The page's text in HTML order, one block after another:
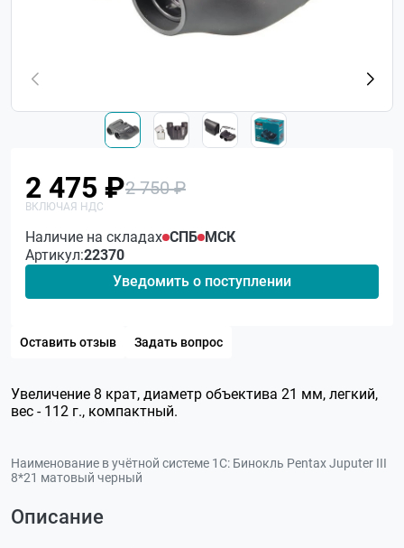
2 475 ₽2 750 ₽
Наличие на складах СПБ МСК
Артикул:22370
Уведомить о поступлении
Оставить отзыв Задать вопрос
Увеличение 8 крат, диаметр объектива 21 мм, легкий,
вес - 112 г., компактный.
Наименование в учётной системе 1С: Бинокль Pentax Juputer III
8*21 матовый черный
Описание